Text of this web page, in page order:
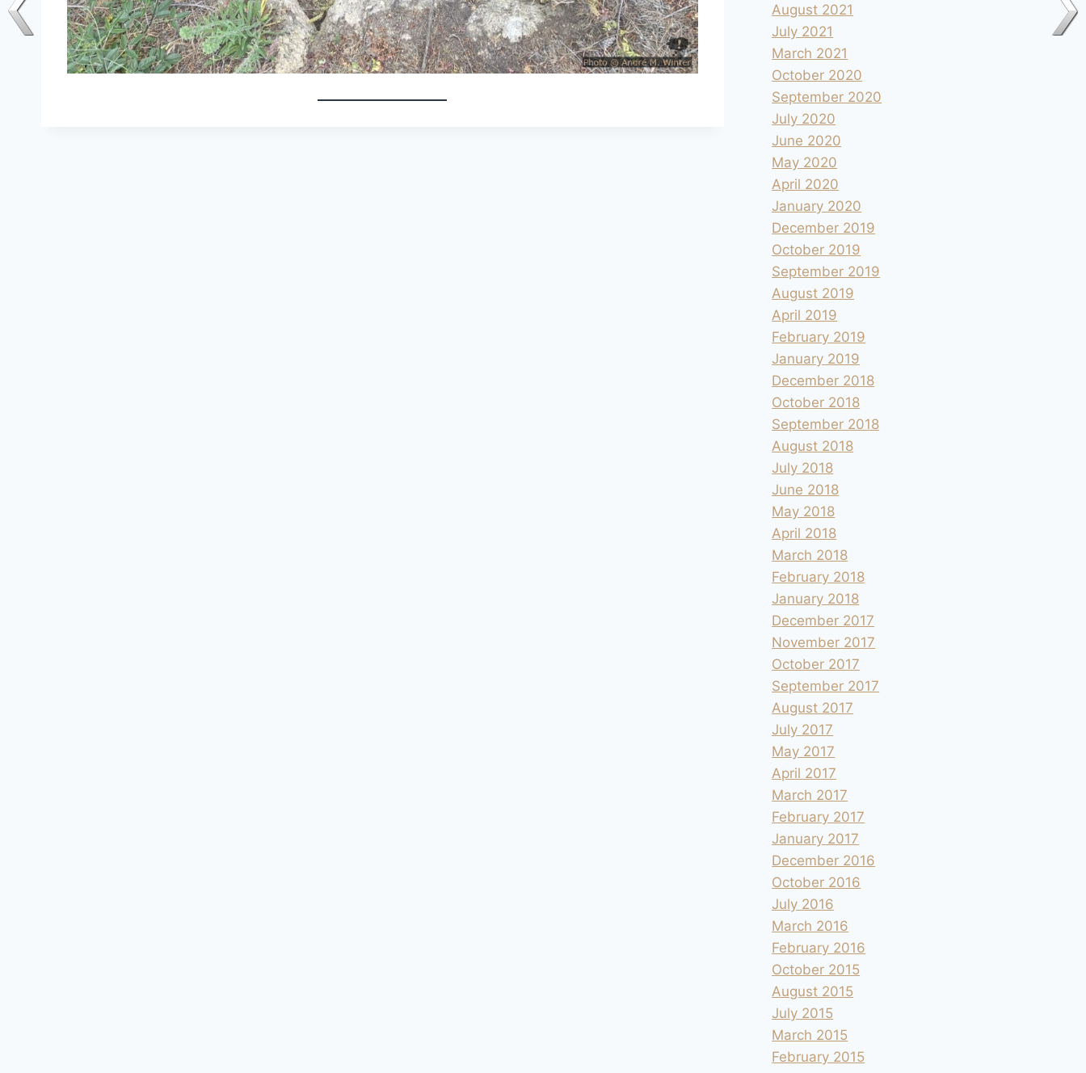
August 2021
July 2021
March 2021
October 2020
September 2020
July 2020
June 2020
May 2020
April 2020
January 2020
December 2019
October 2019
September 2019
August 2019
April 2019
February 2019
January 2019
December 2018
October 2018
September 2018
August 2018
July 2018
June 2018
May 2018
April 2018
March 2018
February 2018
January 2018
December 2017
November 2017
October 2017
September 2017
August 2017
July 2017
May 2017
April 2017
March 2017
February 2017
January 2017
December 2016
October 2016
July 2016
March 2016
February 2016
October 2015
August 2015
July 2015
March 2015
February 2015